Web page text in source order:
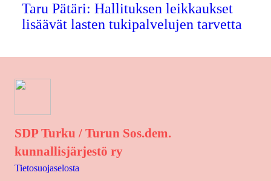
Taru Pätäri: Hallituksen leikkaukset
lisäävät lasten tukipalvelujen tarvetta
SDP Turku / Turun Sos.dem.
kunnallisjärjestö ry
Tietosuojaselosta